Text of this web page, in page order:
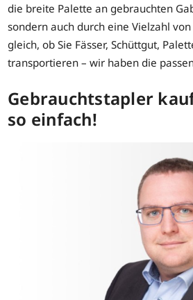
die breite Palette an gebrauchten
sondern auch durch eine Vielzahl
gleich, ob Sie Fässer, Schüttgut,
transportieren – wir haben die
Gebrauchtstapler
so einfach!